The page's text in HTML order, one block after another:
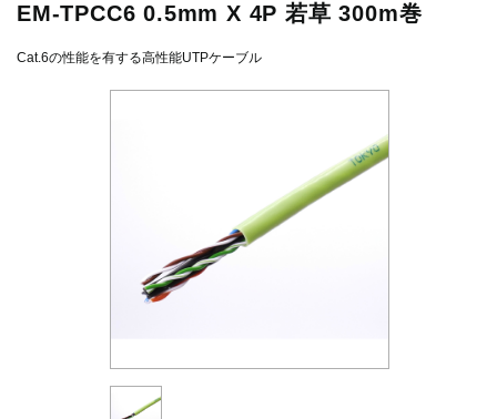
EM-TPCC6 0.5mm X 4P 若草 300m巻
Cat.6の性能を有する高性能UTPケーブル